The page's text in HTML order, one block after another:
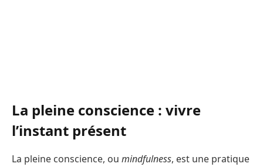
La pleine conscience : vivre
l’instant présent
La pleine conscience, ou mindfulness, est une pratique